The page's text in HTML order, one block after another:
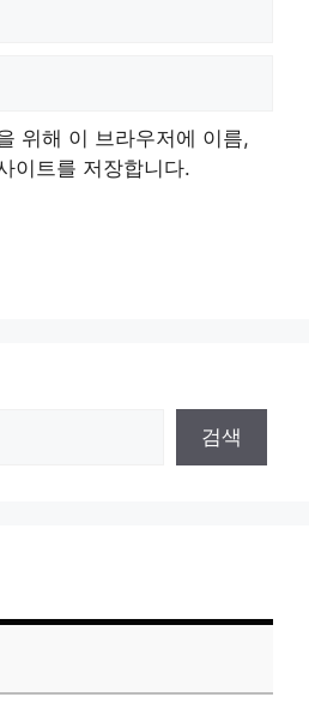
위해 이 브라우저에 이름,
이트를 저장합니다.
검색